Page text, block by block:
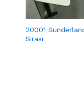
20001
Sırası